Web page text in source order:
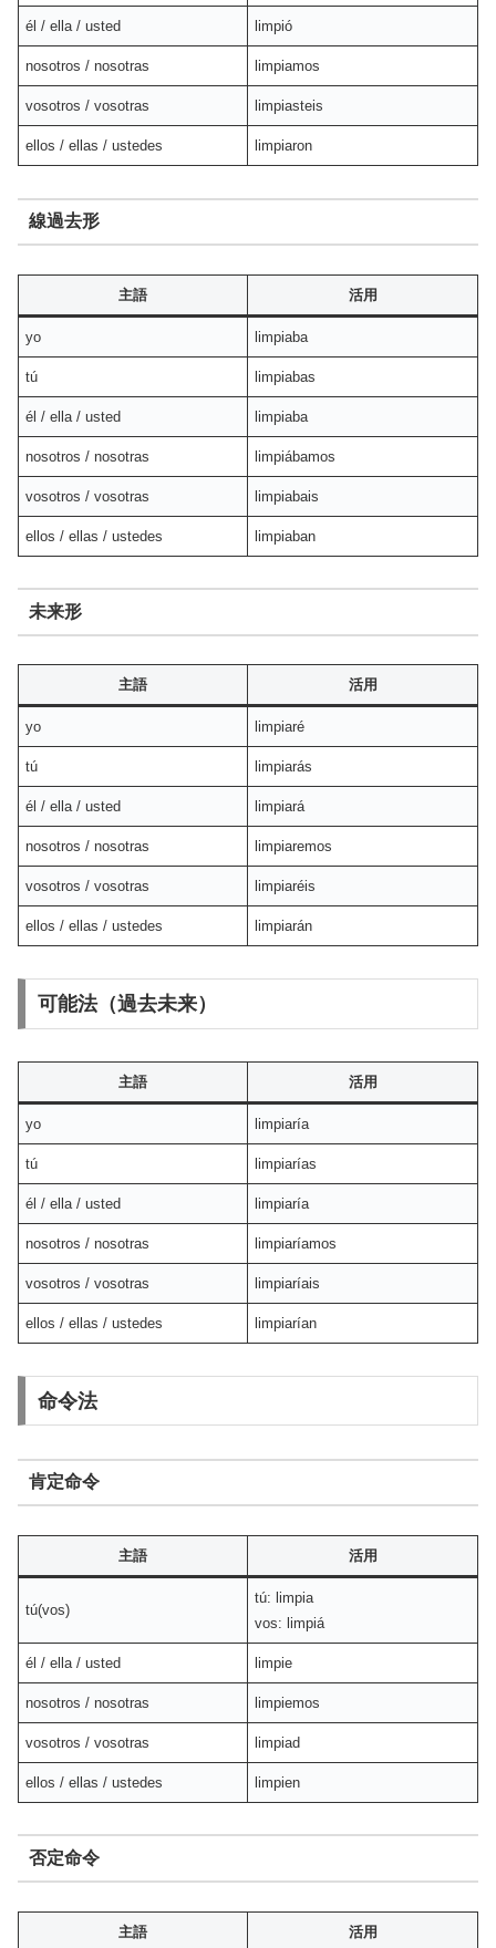
él / ella / usted limpió
nosotros / nosotras limpiamos
vosotros / vosotras limpiasteis
ellos / ellas / ustedes limpiaron
線過去形
主語 活用
yo limpiaba
tú limpiabas
él / ella / usted limpiaba
nosotros / nosotras limpiábamos
vosotros / vosotras limpiabais
ellos / ellas / ustedes limpiaban
未来形
主語 活用
yo limpiaré
tú limpiarás
él / ella / usted limpiará
nosotros / nosotras limpiaremos
vosotros / vosotras limpiaréis
ellos / ellas / ustedes limpiarán
可能法（過去未来）
主語 活用
yo limpiaría
tú limpiarías
él / ella / usted limpiaría
nosotros / nosotras limpiaríamos
vosotros / vosotras limpiaríais
ellos / ellas / ustedes limpiarían
命令法
肯定命令
主語 活用
tú(vos)
tú: limpia
vos: limpiá
él / ella / usted limpie
nosotros / nosotras limpiemos
vosotros / vosotras limpiad
ellos / ellas / ustedes limpien
否定命令
主語 活用